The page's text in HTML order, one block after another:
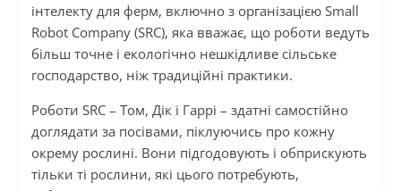
інтелекту для ферм, включно з організацією Small
Robot Company (SRC), яка вважає, що роботи ведуть
більш точне і екологічно нешкідливе сільське
господарство, ніж традиційні практики.
Роботи SRC – Том, Дік і Гаррі – здатні самостійно
доглядати за посівами, піклуючись про кожну
окрему рослині. Вони підгодовують і обприскують
тільки ті рослини, які цього потребують,